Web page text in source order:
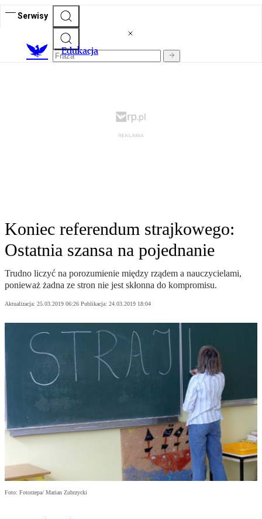
Serwisy
Edukacja
Koniec referendum strajkowego:
Ostatnia szansa na pojednanie
Trudno liczyć na porozumienie między rządem a nauczycielami,
ponieważ żadna ze stron nie jest skłonna do kompromisu.
Aktualizacja: 25.03.2019 06:26 Publikacja: 24.03.2019 18:04
Foto: Fotorzepa/ Marian Zubrzycki